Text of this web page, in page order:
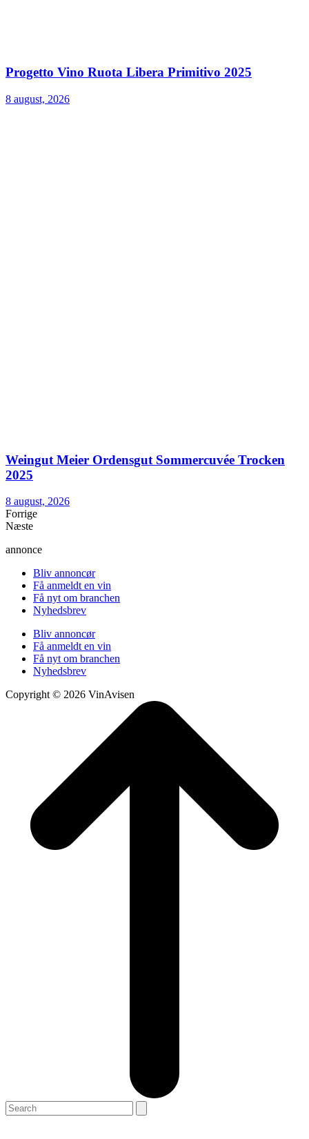
Progetto Vino Ruota Libera Primitivo 2025
8 august, 2026
Weingut Meier Ordensgut Sommercuvée Trocken
2025
8 august, 2026
Forrige
Næste
annonce
Bliv annoncør
Få anmeldt en vin
Få nyt om branchen
Nyhedsbrev
Bliv annoncør
Få anmeldt en vin
Få nyt om branchen
Nyhedsbrev
Copyright © 2026 VinAvisen